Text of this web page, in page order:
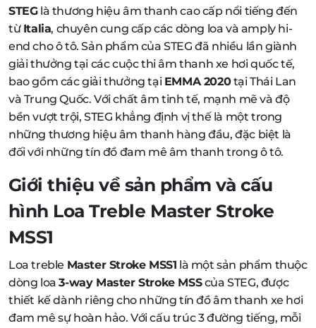
STEGlà thương hiệu âm thanh cao cấp nổi tiếng đến
từ Italia, chuyên cung cấp các dòng loa và amply hi-
end cho ô tô. Sản phẩm của STEG đã nhiều lần giành
giải thưởng tại các cuộc thi âm thanh xe hơi quốc tế,
bao gồm các giải thưởng tại EMMA 2020tại Thái Lan
và Trung Quốc. Với chất âm tinh tế, mạnh mẽ và độ
bền vượt trội, STEG khẳng định vị thế là một trong
những thương hiệu âm thanh hàng đầu, đặc biệt là
đối với những tín đồ đam mê âm thanh trong ô tô.
Giới thiệu về sản phẩm và cấu
hình Loa Treble Master Stroke
MSS1
Loa treble Master Stroke MSS1 là một sản phẩm thuộc
dòng loa3-way Master Stroke MSScủa STEG, được
thiết kế dành riêng cho những tín đồ âm thanh xe hơi
đam mê sự hoàn hảo. Với cấu trúc 3 đường tiếng, mỗi